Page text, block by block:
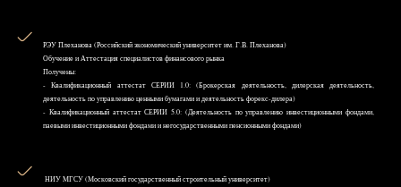
РЭУ Плеханова (Российский экономический университет им. Г.В. Плеханова)
Обучение и Аттестация специалистов финансового рынка
Получены:
- Квалификационный аттестат СЕРИИ 1.0: (Брокерская деятельность, дилерская деятельность,
деятельность по управлению ценными бумагами и деятельность форекс-дилера)
- Квалификационный аттестат СЕРИИ 5.0: (Деятельность по управлению инвестиционными фондами,
паевыми инвестиционными фондами и негосударственными пенсионными фондами)
НИУ MГСУ (Московский государственный строительный университет)